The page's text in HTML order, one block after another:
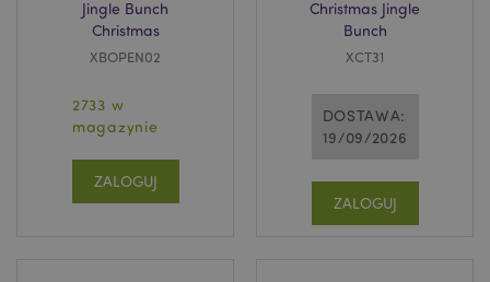
Jingle Bunch
Christmas
XBOPEN02
2733 w
magazynie
ZALOGUJ
Christmas Jingle
Bunch
XCT31
DOSTAWA:
19/09/2026
ZALOGUJ